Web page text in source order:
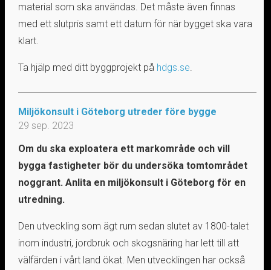
material som ska användas. Det måste även finnas
med ett slutpris samt ett datum för när bygget ska vara
klart.
Ta hjälp med ditt byggprojekt på hdgs.se.
Miljökonsult i Göteborg utreder före bygge
29 sep. 2023
Om du ska exploatera ett markområde och vill
bygga fastigheter bör du undersöka tomtområdet
noggrant. Anlita en miljökonsult i Göteborg för en
utredning.
Den utveckling som ägt rum sedan slutet av 1800-talet
inom industri, jordbruk och skogsnäring har lett till att
välfärden i vårt land ökat. Men utvecklingen har också